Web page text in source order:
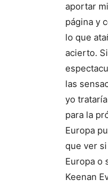
aportar
página y
lo que
acierto.
las
yo
para la
Europa
que ver
Europa o
Keenan